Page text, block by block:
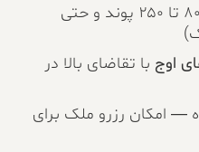
(بین ۸۰ تا ۲۵۰ پوند و حتی
اوجبا تقاضای بالا در
— امکان رزرو ملک برای